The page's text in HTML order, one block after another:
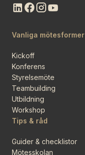
Vanliga mötesformer
Kickoff
Konferens
Styrelsemöte
Teambuilding
Utbildning
Workshop
Tips & råd
Guider & checklistor
Mötesskolan